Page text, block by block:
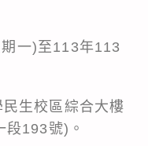
一)至113年113
生校區綜合大樓
193號)。